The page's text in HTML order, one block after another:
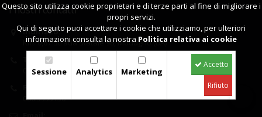
I nostri contatti
Indirizzo:
Km. 0,87 Strada Statale 98, Modugno (BA)
Telefono:
080.5355155
080.5355156
Questo sito utilizza cookie proprietari e di terze parti al fine di migliorare i
propri servizi.
Qui di seguito puoi accettare i cookie che utilizziamo, per ulteriori
informazioni consulta la nostra Politica relativa ai cookie
Sessione Analytics Marketing
Accetto
Rifiuto